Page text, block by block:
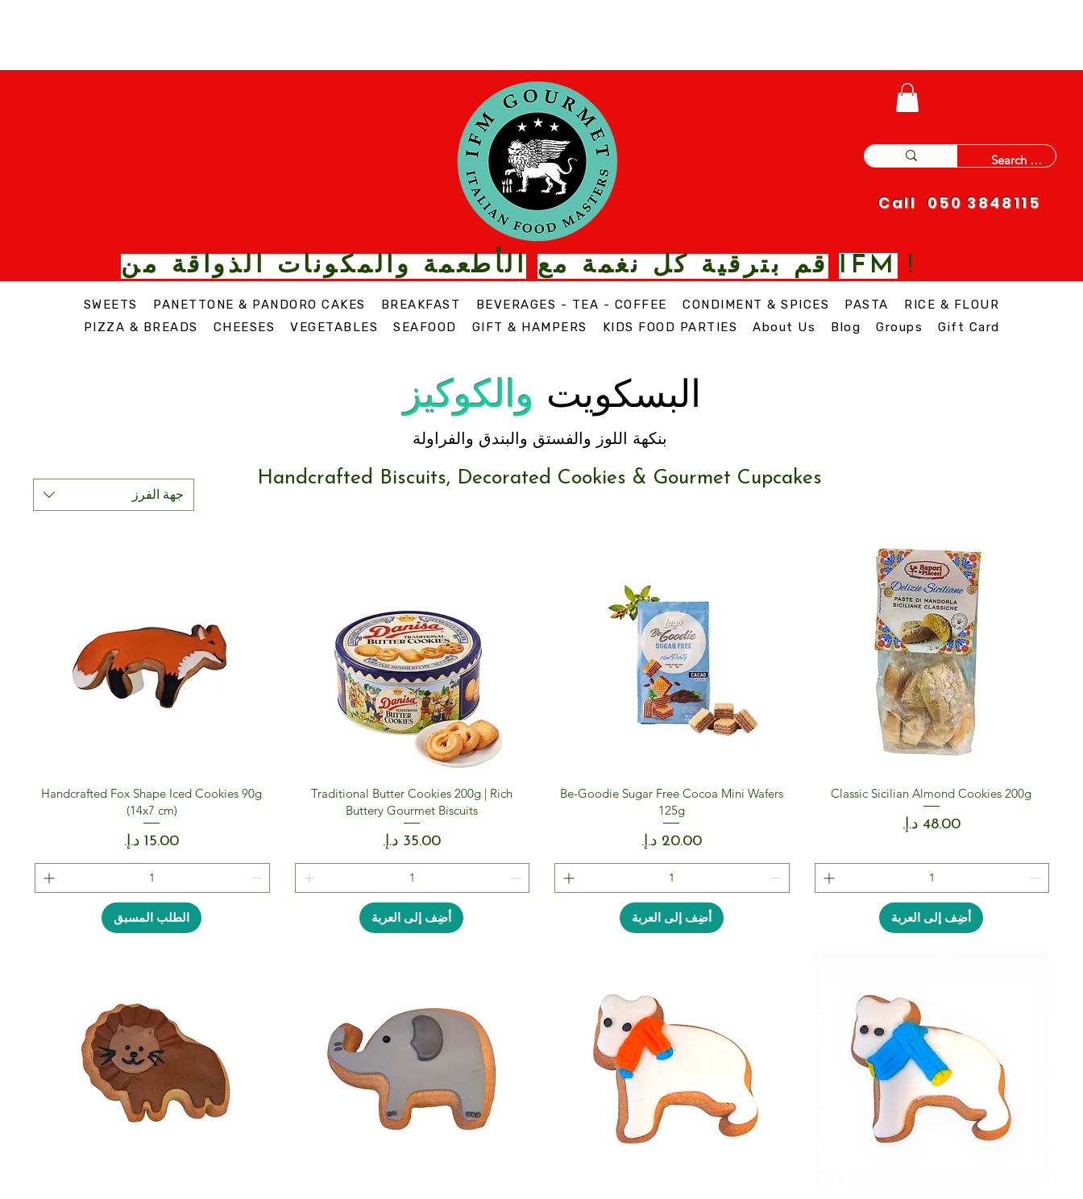
Call 050 3848115
قم بترقية كل نغمة مع الأطعمة والمكونات الذواقة من IFM !
SWEETS PANETTONE & PANDORO CAKES BREAKFAST BEVERAGES - TEA - COFFEE CONDIMENT & SPICES PASTA
RICE & FLOUR
PIZZA & BREADS
CHEESES VEGETABLES SEAFOOD GIFT & HAMPERS KIDS FOOD PARTIES About Us Blog Groups Gift Card
البسكويت والكوكيز
بنكهة اللوز والفستق والبندق والفراولة
جهة الفرز
Classic Sicilian Almond Cookies 200g
السعر‏48.00 د.إ.‏
أضِف إلى العربة
Be-Goodie Sugar Free Cocoa Mini Wafers
125g
السعر‏20.00 د.إ.‏
أضِف إلى العربة
Traditional Butter Cookies 200g | Rich
Buttery Gourmet Biscuits
السعر‏35.00 د.إ.‏
أضِف إلى العربة
Handcrafted Fox Shape Iced Cookies 90g
(14x7 cm)
السعر
الطلب المسبق
Handcrafted Biscuits, Decorated Cookies & Gourmet Cupcakes